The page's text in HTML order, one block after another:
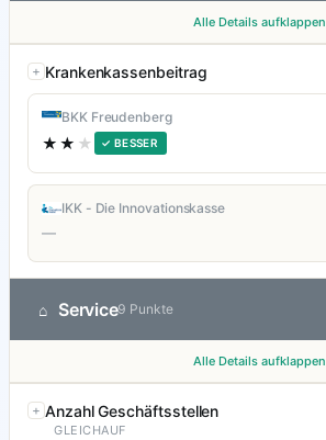
Alle Details aufklappen
Krankenkassenbeitrag
BKK Freudenberg
★★ ★ ✓ BESSER
IKK - Die Innovationskasse
—
⌂ Service9 Punkte
Alle Details aufklappen
Anzahl Geschäftsstellen
GLEICHAUF